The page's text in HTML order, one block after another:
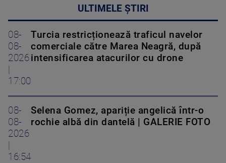
ULTIMELE ȘTIRI
08-
08-
2026
|
17:00
Turcia restricționează traficul navelor
comerciale către Marea Neagră, după
intensificarea atacurilor cu drone
08-
08-
2026
|
16:54
Selena Gomez, apariție angelică într-o
rochie albă din dantelă | GALERIE FOTO